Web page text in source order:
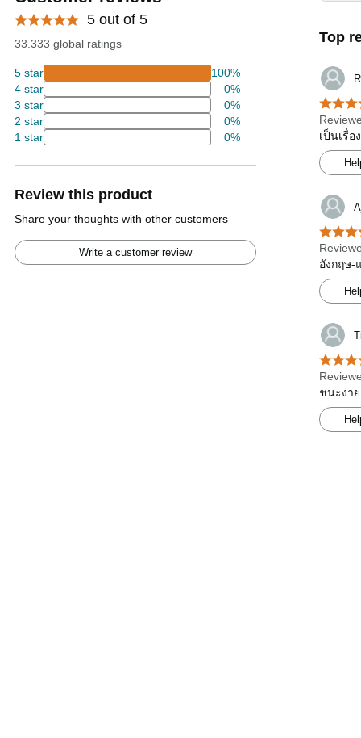
5 out of 5
33.333 global ratings
5 star
100%
4 star
0%
3 star
0%
2 star
0%
1 star
0%
Review this product
Share your thoughts with other customers
Write a customer review
Top
เป็นเรื่
อังกฤษ-
ชนะง่า